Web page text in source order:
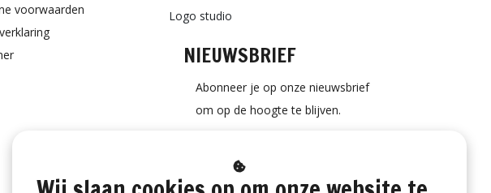
voorwaarden
Logo studio
NIEUWSBRIEF
Abonneer je op onze nieuwsbrief
om op de hoogte te blijven.